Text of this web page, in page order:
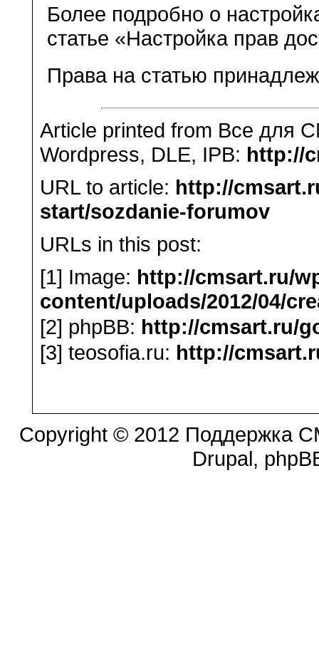
Более подробно о
статье «Настройка прав
Права на статью
Article printed from Все для
Wordpress, DLE, IPB: http://
URL to article: http://
start/sozdanie-forumov
URLs in this post:
[1] Image: http://cmsart.ru/
content/uploads/2012/04/
[2] phpBB: http://cmsart.ru/
[3] teosofia.ru: http://
Copyright © 2012 Поддержка
Drupal,